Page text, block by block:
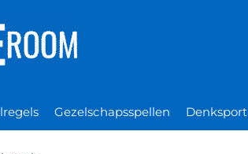
Gezelschapsspellen Denksport